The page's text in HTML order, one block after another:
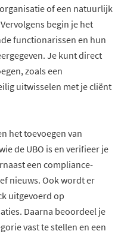
of een natuurlijk
begin je het
functionarissen en hun
Je kunt direct
zoals een
uitwisselen met je cliënt
het toevoegen van
de UBO is en verifieer je
een compliance-
nieuws. Ook wordt er
uitgevoerd op
Daarna beoordeel je
vast te stellen en een